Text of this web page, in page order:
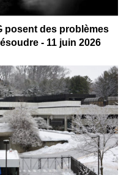
posent des problèmes
- 11 juin 2026